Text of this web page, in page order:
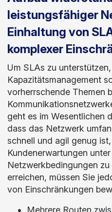
leistungsfähiger
Einhaltung von
komplexer
Um SLAs zu
Kapazitätsmanagement
vorherrschende Themen
geht es im Wesentlichen
dass das Netzwerk
schnell und agil genug
Kundenerwartungen
Netzwerkbedingungen
erreichen, müssen Sie
von Einschränkungen
Mehrere Routen